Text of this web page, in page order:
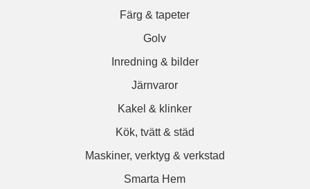
Färg & tapeter
Golv
Inredning & bilder
Järnvaror
Kakel & klinker
Kök, tvätt & städ
Maskiner, verktyg & verkstad
Smarta Hem